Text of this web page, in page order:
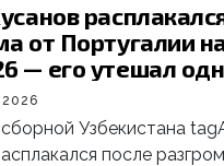
от Португалии
— его утешал
Узбекистана
после